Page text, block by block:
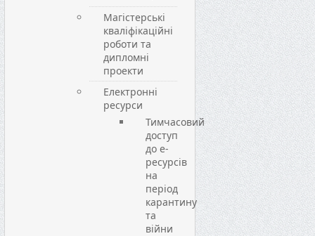
Магістерські
кваліфікаційні
роботи та
дипломні
проекти
Електронні
ресурси
Тимчасовий
доступ
до е-
ресурсів
на
період
карантину
та
війни